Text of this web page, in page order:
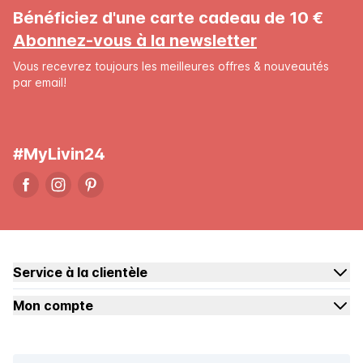
Bénéficiez d'une carte cadeau de 10 €
Abonnez-vous à la newsletter
Vous recevrez toujours les meilleures offres & nouveautés
par email!
#MyLivin24
Service à la clientèle
Mon compte